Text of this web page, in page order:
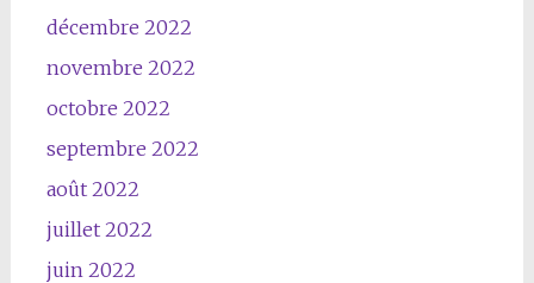
décembre 2022
novembre 2022
octobre 2022
septembre 2022
août 2022
juillet 2022
juin 2022